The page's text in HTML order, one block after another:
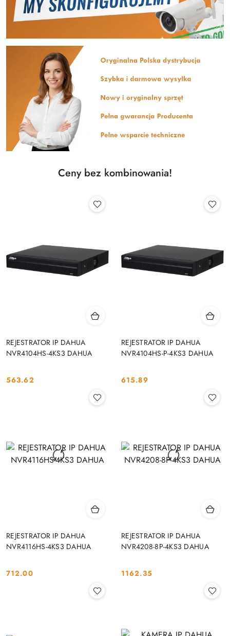
Ceny bez kombinowania!
REJESTRATOR IP DAHUA
NVR4104HS-4KS3 DAHUA
Cena:
563.62
REJESTRATOR IP DAHUA
NVR4104HS-P-4KS3 DAHUA
Cena:
615.89
REJESTRATOR IP DAHUA
NVR4116HS-4KS3 DAHUA
Cena:
712.00
REJESTRATOR IP DAHUA
NVR4208-8P-4KS3 DAHUA
Cena:
1162.35